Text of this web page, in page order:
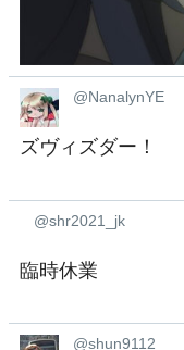
@NanalynYE
ズヴィズダー！
@shr2021_jk
臨時休業
@shun9112